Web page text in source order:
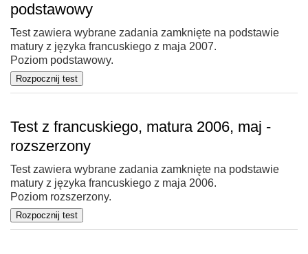
podstawowy
Test zawiera wybrane zadania zamknięte na podstawie
matury z języka francuskiego z maja 2007.
Poziom podstawowy.
Test z francuskiego, matura 2006, maj -
rozszerzony
Test zawiera wybrane zadania zamknięte na podstawie
matury z języka francuskiego z maja 2006.
Poziom rozszerzony.